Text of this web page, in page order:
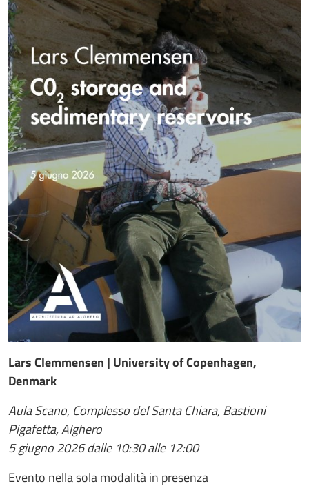
Lars Clemmensen | University of Copenhagen,
Denmark
Aula Scano, Complesso del Santa Chiara, Bastioni
Pigafetta, Alghero
5 giugno 2026 dalle 10:30 alle 12:00
Evento nella sola modalità in presenza